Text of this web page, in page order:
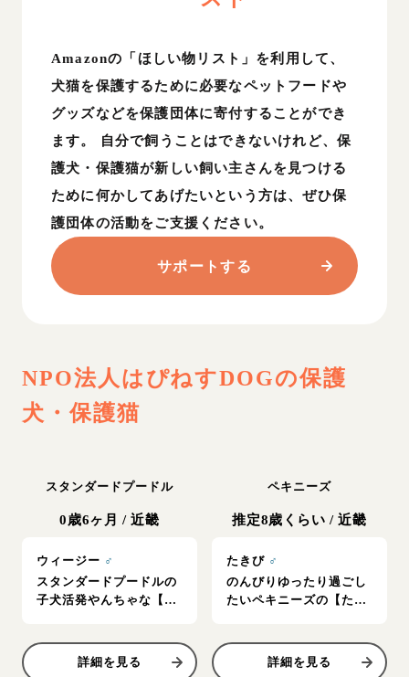
Amazonの「ほしい物リスト」を利用して、
犬猫を保護するために必要なペットフードや
グッズなどを保護団体に寄付することができ
ます。 自分で飼うことはできないけれど、保
護犬・保護猫が新しい飼い主さんを見つける
ために何かしてあげたいという方は、ぜひ保
護団体の活動をご支援ください。
サポートする
NPO法人はぴねすDOGの保護
犬・保護猫
スタンダードプードル
0歳6ヶ月 /近畿
ウィージー ♂
スタンダードプードルの
子犬活発やんちゃな【ウ
詳細を見る
ペキニーズ
推定8歳くらい /近畿
たきび ♂
のんびりゆったり過ごし
たいペキニーズの【たき
詳細を見る